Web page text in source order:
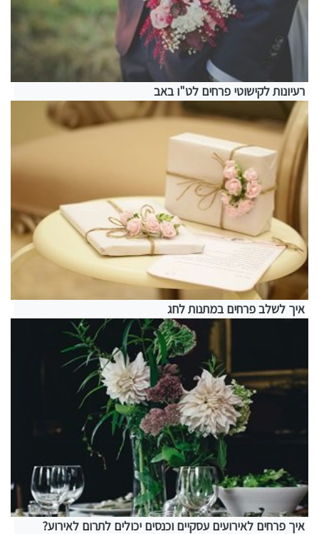
רעיונות לקישוטי פרחים לט"ו באב
איך לשלב פרחים במתנות לחג
איך פרחים לאירועים עסקיים וכנסים יכולים לתרום לאירוע?